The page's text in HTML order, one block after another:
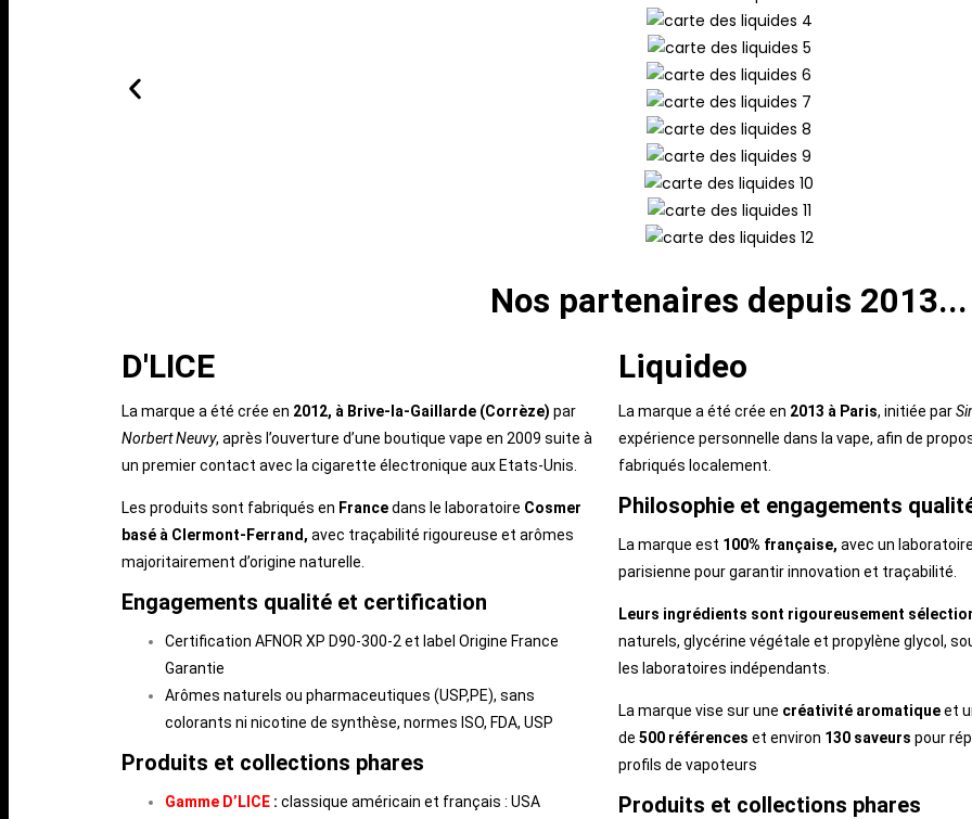
Nos partenaires depuis 2013...
D'LICE
La marque a été crée en 2012, à Brive-la-Gaillarde (Corrèze) par
Norbert Neuvy, après l’ouverture d’une boutique vape en 2009 suite à
un premier contact avec la cigarette électronique aux Etats-Unis.
Les produits sont fabriqués en Francedans le laboratoire Cosmer
basé à Clermont-Ferrand, avec traçabilité rigoureuse et arômes
majoritairement d’origine naturelle.
Engagements qualité et certification
Certification AFNOR XP D90-300-2 et label Origine France
Garantie
Arômes naturels ou pharmaceutiques (USP,PE), sans
colorants ni nicotine de synthèse, normes ISO, FDA, USP
Produits et collections phares
Gamme D’LICE : classique américain et français : USA
Liquideo
La marque a été crée en 2013 à Paris, initiée par
expérience personnelle dans la vape, afin de
fabriqués localement.
Philosophie et engagements
La marque est 100% française, avec un
parisienne pour garantir innovation et traçabilité.
Leurs ingrédients sont rigoureusement
naturels, glycérine végétale et propylène glycol,
les laboratoires indépendants.
La marque vise sur une créativité aromatiqueet
de500 références et environ 130 saveurs pour
profils de vapoteurs
Produits et collections phares